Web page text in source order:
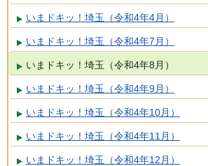
いまドキッ！埼玉（令和4年4月）
いまドキッ！埼玉（令和4年7月）
いまドキッ！埼玉（令和4年8月）
いまドキッ！埼玉（令和4年9月）
いまドキッ！埼玉（令和4年10月）
いまドキッ！埼玉（令和4年11月）
いまドキッ！埼玉（令和4年12月）